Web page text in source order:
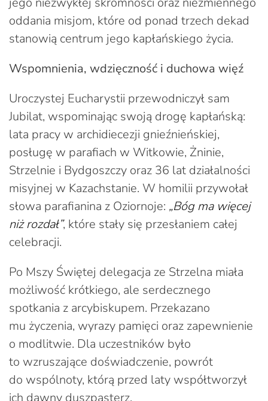
oddania misjom, które od ponad trzech dekad
stanowią centrum jego kapłańskiego życia.
Wspomnienia, wdzięczność i duchowa więź
Uroczystej Eucharystii przewodniczył sam
Jubilat, wspominając swoją drogę kapłańską:
lata pracy w archidiecezji gnieźnieńskiej,
posługę w parafiach w Witkowie, Żninie,
Strzelnie i Bydgoszczy oraz 36 lat działalności
misyjnej w Kazachstanie. W homilii przywołał
słowa parafianina z Oziornoje: „Bóg ma więcej
niż rozdał”, które stały się przesłaniem całej
celebracji.
Po Mszy Świętej delegacja ze Strzelna miała
możliwość krótkiego, ale serdecznego
spotkania z arcybiskupem. Przekazano
mu życzenia, wyrazy pamięci oraz zapewnienie
o modlitwie. Dla uczestników było
to wzruszające doświadczenie, powrót
do wspólnoty, którą przed laty współtworzył
ich dawny duszpasterz.